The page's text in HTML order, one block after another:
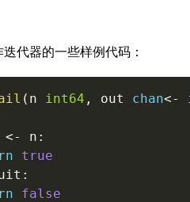
迭代器的一些样例代码：
( n int64 , out chan<-
<- n :
true
:
false